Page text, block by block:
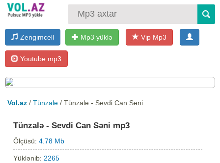
Zengimcell Mp3 yüklə Vip Mp3
Youtube mp3
Vol.az / Tünzalə / Tünzalə - Sevdi Can Səni
Tünzalə - Sevdi Can Səni mp3
Ölçüsü:4.78 Mb
Yüklənib: 2265